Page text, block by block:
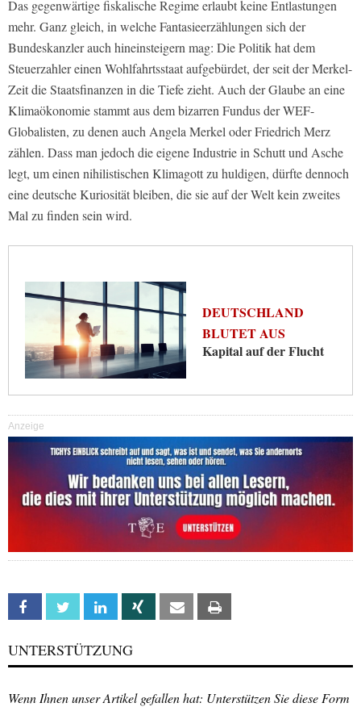
Das gegenwärtige fiskalische Regime erlaubt keine Entlastungen
mehr. Ganz gleich, in welche Fantasieerzählungen sich der
Bundeskanzler auch hineinsteigern mag: Die Politik hat dem
Steuerzahler einen Wohlfahrtsstaat aufgebürdet, der seit der Merkel-
Zeit die Staatsfinanzen in die Tiefe zieht. Auch der Glaube an eine
Klimaökonomie stammt aus dem bizarren Fundus der WEF-
Globalisten, zu denen auch Angela Merkel oder Friedrich Merz
zählen. Dass man jedoch die eigene Industrie in Schutt und Asche
legt, um einen nihilistischen Klimagott zu huldigen, dürfte dennoch
eine deutsche Kuriosität bleiben, die sie auf der Welt kein zweites
Mal zu finden sein wird.
DEUTSCHLAND
BLUTET AUS
Kapital auf der Flucht
Anzeige
Facebook Twitter Linkedin Xing Email
UNTERSTÜTZUNG
Wenn Ihnen unser Artikel gefallen hat: Unterstützen Sie diese Form